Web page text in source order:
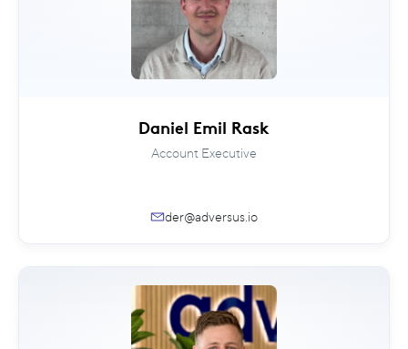
Daniel Emil Rask
Account Executive
der@adversus.io